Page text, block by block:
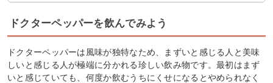
ドクターペッパーを飲んでみよう
ドクターペッパーは風味が独特なため、まずいと感じる人と美味
しいと感じる人が極端に分かれる珍しい飲み物です。最初はまず
いと感じていても、何度か飲むうちにくせになるとやめられなく